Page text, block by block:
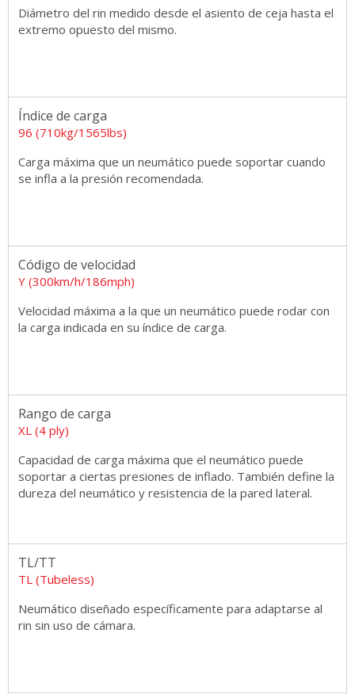
Diámetro del rin medido desde el asiento de ceja hasta el
extremo opuesto del mismo.
Índice de carga
96 (710kg/1565lbs)
Carga máxima que un neumático puede soportar cuando
se infla a la presión recomendada.
Código de velocidad
Y (300km/h/186mph)
Velocidad máxima a la que un neumático puede rodar con
la carga indicada en su índice de carga.
Rango de carga
XL (4 ply)
Capacidad de carga máxima que el neumático puede
soportar a ciertas presiones de inflado. También define la
dureza del neumático y resistencia de la pared lateral.
TL/TT
TL (Tubeless)
Neumático diseñado específicamente para adaptarse al
rin sin uso de cámara.